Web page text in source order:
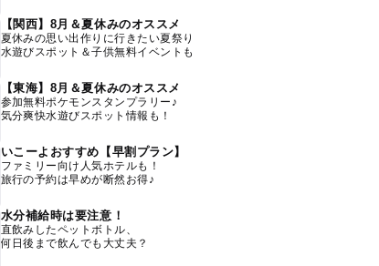
【関西】8月＆夏休みのオススメ
夏休みの思い出作りに行きたい夏祭り
水遊びスポット＆子供無料イベントも
【東海】8月＆夏休みのオススメ
参加無料ポケモンスタンプラリー♪
気分爽快水遊びスポット情報も！
いこーよおすすめ【早割プラン】
ファミリー向け人気ホテルも！
旅行の予約は早めが断然お得♪
水分補給時は要注意！
直飲みしたペットボトル、
何日後まで飲んでも大丈夫？